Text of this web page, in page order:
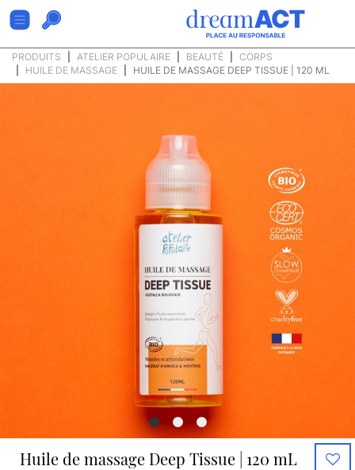
PRODUITS ATELIER POPULAIRE BEAUTÉ
CORPS
HUILE DE MASSAGE
HUILE DE MASSAGE DEEP TISSUE | 120 ML
Huile de massage Deep Tissue | 120 mL